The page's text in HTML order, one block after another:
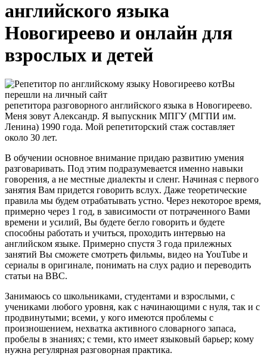
английского языка
Новогиреево и онлайн для
взрослых и детей
Вы
перешли на личный сайт
репетитора разговорного английского языка в Новогиреево.
Меня зовут Александр. Я выпускник МПГУ(МГПИ им.
Ленина) 1990 года. Мой репетиторский стаж составляет
около 30 лет.
В обучении основное внимание придаю развитию умения
разговаривать. Под этим подразумевается именно навыки
говорения, а не местные диалекты и сленг. Начиная с первого
занятия Вам придется говорить вслух. Даже теоретические
правила мы будем отрабатывать устно. Через некоторое время,
примерно через 1 год, в зависимости от потраченного Вами
времени и усилий, Вы будете бегло говорить и будете
способны работать и учиться, проходить интервью на
английском языке. Примерно спустя 3 года прилежных
занятий Вы сможете смотреть фильмы, видео на YouTube и
сериалы в оригинале, понимать на слух радио и переводить
статьи на BBC.
Занимаюсь со школьниками, студентами и взрослыми, с
учениками любого уровня, как с начинающими с нуля, так и с
продвинутыми; всеми, у кого имеются проблемы с
произношением, нехватка активного словарного запаса,
пробелы в знаниях; с теми, кто имеет языковый барьер; кому
нужна регулярная разговорная практика.